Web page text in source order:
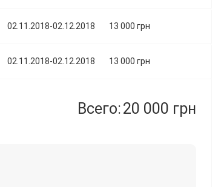
02.11.2018-02.12.2018 13 000 грн
02.11.2018-02.12.2018 13 000 грн
Всего:20 000 грн